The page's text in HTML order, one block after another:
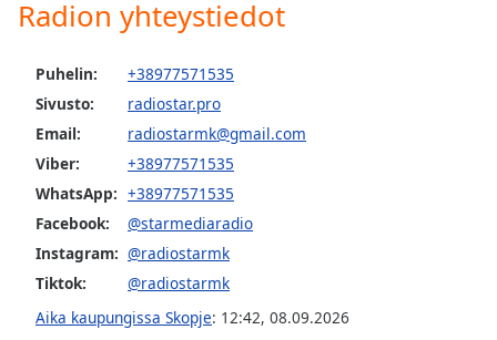
Radion yhteystiedot
Puhelin:
+38977571535
Sivusto:
radiostar.pro
Email:
radiostarmk@gmail.com
Viber:
+38977571535
WhatsApp: +38977571535
Facebook:
@starmediaradio
Instagram: @radiostarmk
Tiktok:
@radiostarmk
Aika kaupungissa Skopje: 12:42, 08.09.2026